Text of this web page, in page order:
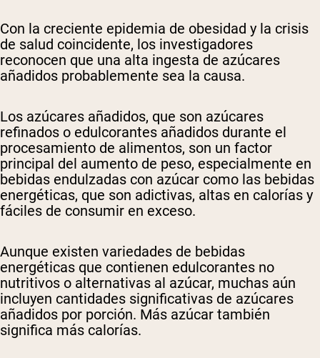
Con la creciente epidemia de obesidad y la crisis
de salud coincidente, los investigadores
reconocen que una alta ingesta de azúcares
añadidos probablemente sea la causa.
Los azúcares añadidos, que son azúcares
refinados o edulcorantes añadidos durante el
procesamiento de alimentos, son un factor
principal del aumento de peso, especialmente en
bebidas endulzadas con azúcar como las bebidas
energéticas, que son adictivas, altas en calorías y
fáciles de consumir en exceso.
Aunque existen variedades de bebidas
energéticas que contienen edulcorantes no
nutritivos o alternativas al azúcar, muchas aún
incluyen cantidades significativas de azúcares
añadidos por porción. Más azúcar también
significa más calorías.